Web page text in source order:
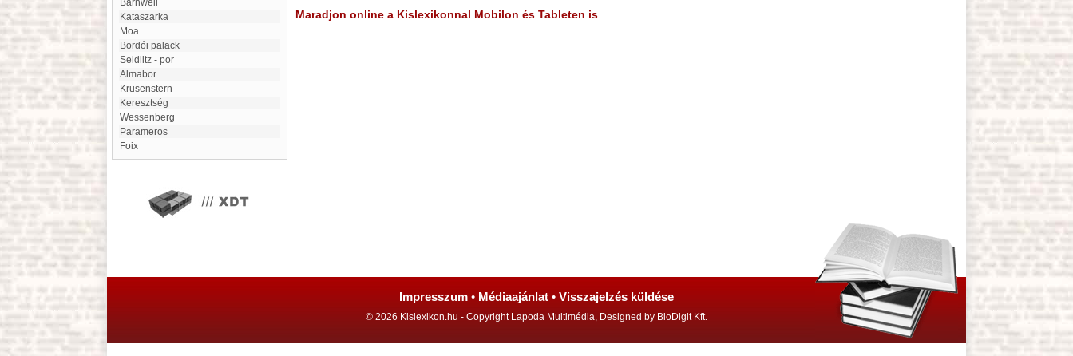
Barnwell
Kataszarka
moa
bordói palack
Seidlitz - por
Almabor
Krusenstern
Keresztség
Wessenberg
Parameros
Foix
Maradjon online a Kislexikonnal Mobilon és Tableten is
Impresszum • Médiaajánlat • Visszajelzés küldése
© 2026 Kislexikon.hu - Copyright Lapoda Multimédia, Designed by BioDigit Kft.